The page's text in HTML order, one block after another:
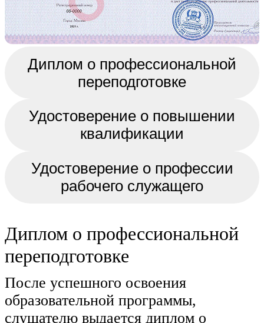
Диплом о профессиональной
переподготовке
Удостоверение о повышении
квалификации
Удостоверение о профессии
рабочего служащего
Диплом о профессиональной
переподготовке
После успешного освоения
образовательной программы,
слушателю выдается диплом о